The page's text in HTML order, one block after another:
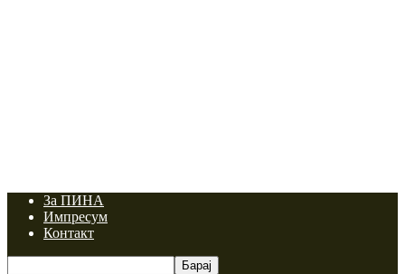
За ПИНА
Импресум
Контакт